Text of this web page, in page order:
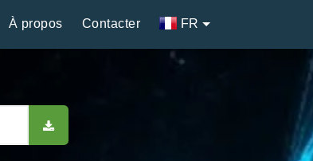
À propos Contacter FR